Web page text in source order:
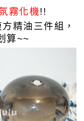
霧化機!!
精油三件組，
算~~